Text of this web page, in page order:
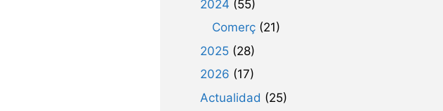
2024 (55)
Comerç(21)
2025(28)
2026 (17)
Actualidad (25)